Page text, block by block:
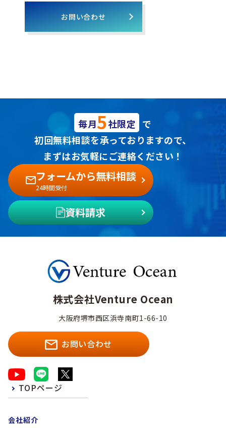
お問い合わせ
毎月5社限定 で
初回無料相談を承っておりますので、
まずはお気軽にご連絡ください！
フォームから無料相談
24時間受付
資料請求
株式会社Venture Ocean
大阪府堺市西区浜寺南町1-66-10
お問い合わせ
TOPページ
会社紹介